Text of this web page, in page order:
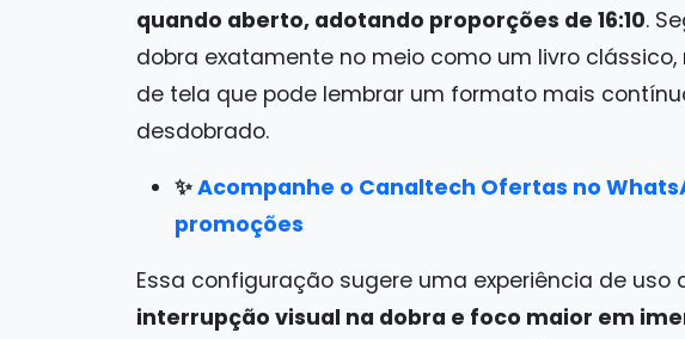
quando aberto, adotando proporções de 16:10.
dobra exatamente no meio como um livro
de tela que pode lembrar um formato mais
desdobrado.
✨Acompanhe o Canaltech Ofertas no
promoções
Essa configuração sugere uma experiência de uso
interrupção visual na dobra e foco maior em